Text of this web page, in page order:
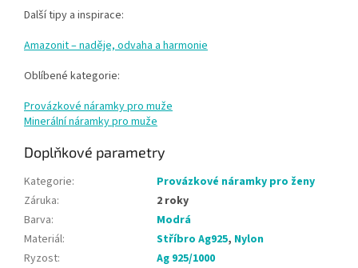
Další tipy a inspirace:
Amazonit – naděje, odvaha a harmonie
Oblíbené kategorie:
Provázkové náramky pro muže
Minerální náramky pro muže
Doplňkové parametry
Kategorie:
Provázkové náramky pro ženy
Záruka:
2 roky
Barva:
Modrá
Materiál: Stříbro Ag925, Nylon
Ryzost:
Ag 925/1000